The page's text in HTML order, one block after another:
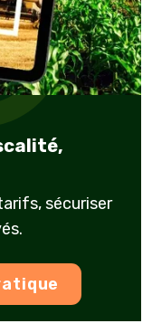
sécuriser